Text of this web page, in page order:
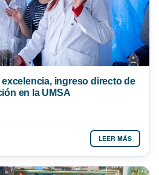
ingreso directo de
en la UMSA
LEER MÁS